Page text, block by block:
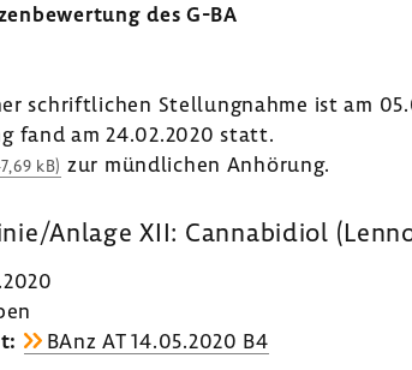
des G-BA
schrift­li­chen Stel­lung­nahme ist am
fand am 24.02.2020 statt.
kB) zur münd­li­chen Anhö­rung.
Anlage XII: Canna­b­i­diol
BAnz AT 14.05.2020 B4